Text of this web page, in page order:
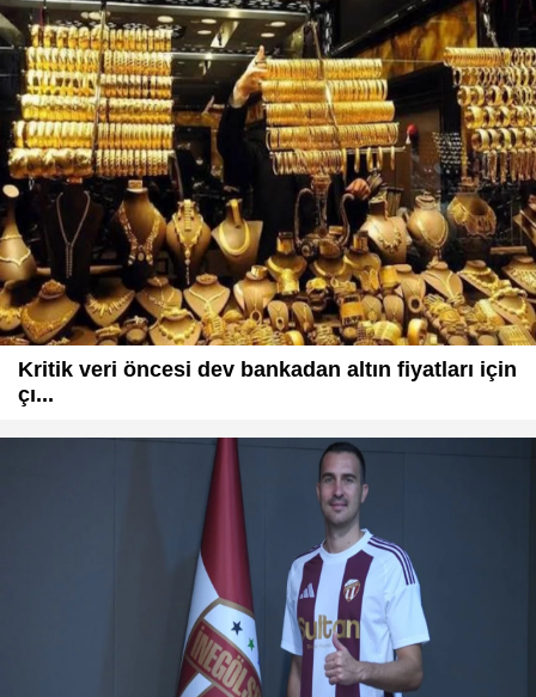
Kritik veri öncesi dev bankadan altın fiyatları için
çı...